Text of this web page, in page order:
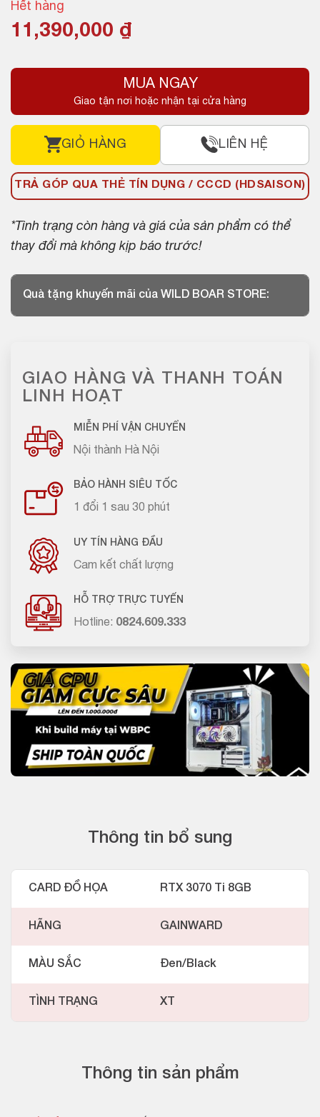
Hết hàng
11,390,000 ₫
MUA NGAY
Giao tận nơi hoặc nhận tại cửa hàng
GIỎ HÀNG LIÊN HỆ
TRẢ GÓP QUA THẺ TÍN DỤNG / CCCD (HDSAISON)
*Tình trạng còn hàng và giá của sản phẩm có thể
thay đổi mà không kịp báo trước!
Quà tặng khuyến mãi của WILD BOAR STORE:
GIAO HÀNG VÀ THANH TOÁN
LINH HOẠT
MIỄN PHÍ VẬN CHUYỂN
Nội thành Hà Nội
BẢO HÀNH SIÊU TỐC
1 đổi 1 sau 30 phút
UY TÍN HÀNG ĐẦU
Cam kết chất lượng
HỖ TRỢ TRỰC TUYẾN
Hotline: 0824.609.333
Thông tin sản phẩm
Thông tin bổ sung
CARD ĐỒ HỌA RTX 3070 Ti 8GB
HÃNG GAINWARD
MÀU SẮC Đen/Black
TÌNH TRẠNG XT